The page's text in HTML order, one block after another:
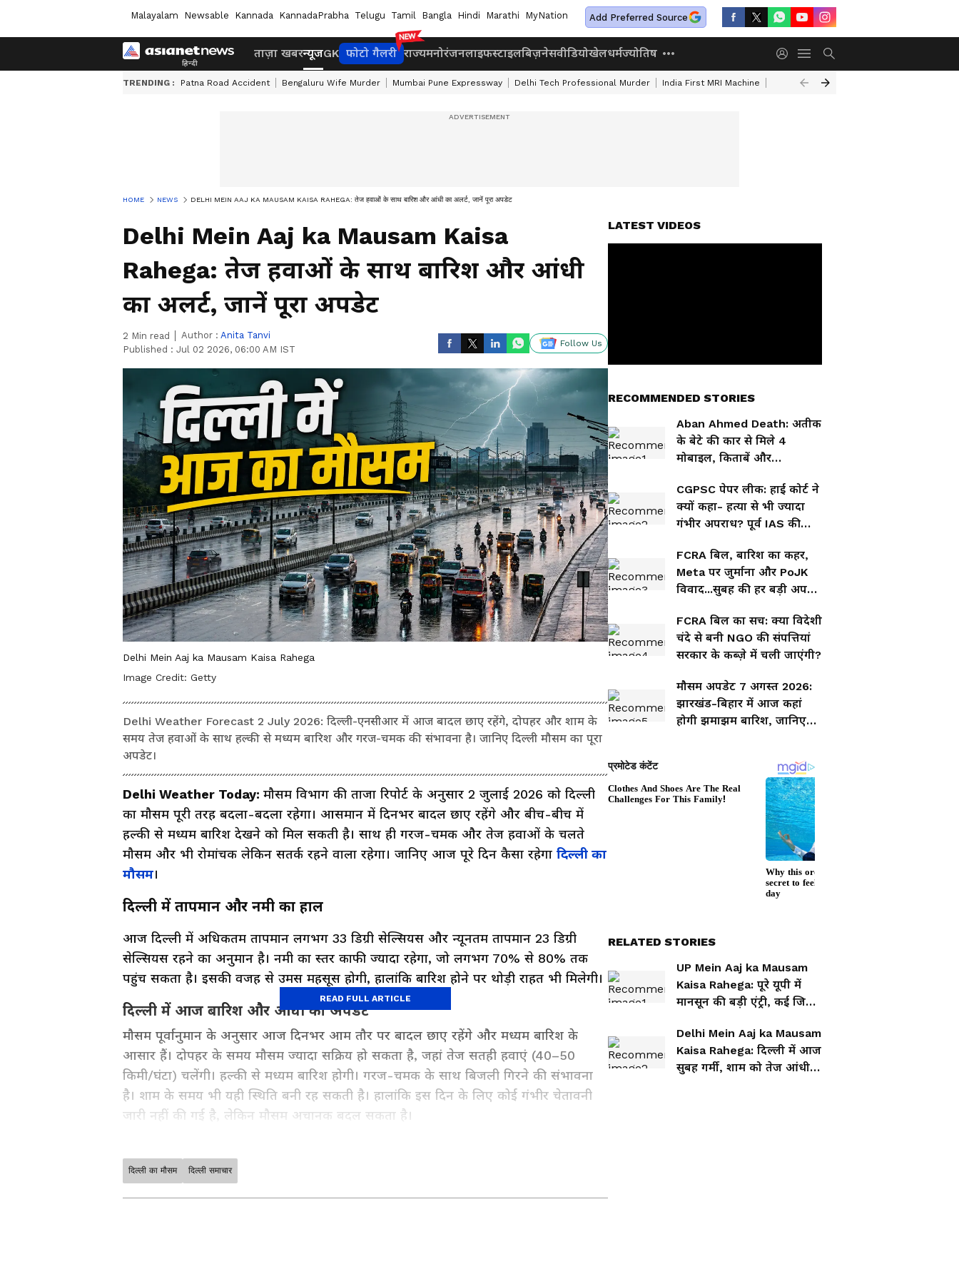
Malayalam Newsable Kannada KannadaPrabha Telugu Tamil Bangla Hindi Marathi MyNation Add Preferred Source
ताज़ा खबरन्यूजGK फोटो गैलरी राज्यमनोरंजनलाइफस्टाइलबिज़नेसवीडियोखेलधर्मज्योतिष
TRENDING : Patna Road Accident Bengaluru Wife Murder Mumbai Pune Expressway Delhi Tech Professional Murder India First MRI Machine Independence Day Speech In Hindi
HOME NEWS DELHI MEIN AAJ KA MAUSAM KAISA RAHEGA: तेज हवाओं के साथ बारिश और आंधी का अलर्ट, जानें पूरा अपडेट
Delhi Mein Aaj ka Mausam Kaisa
Rahega: तेज हवाओं के साथ बारिश और आंधी
का अलर्ट, जानें पूरा अपडेट
2 Min read Author : Anita Tanvi
Published : Jul 02 2026, 06:00 AM IST
Follow Us
Delhi Mein Aaj ka Mausam Kaisa Rahega
Image Credit: Getty
Delhi Weather Forecast 2 July 2026: दिल्ली-एनसीआर में आज बादल छाए रहेंगे, दोपहर और शाम के
समय तेज हवाओं के साथ हल्की से मध्यम बारिश और गरज-चमक की संभावना है। जानिए दिल्ली मौसम का पूरा
अपडेट।
Delhi Weather Today: मौसम विभाग की ताजा रिपोर्ट के अनुसार 2 जुलाई 2026 को दिल्ली
का मौसम पूरी तरह बदला-बदला रहेगा। आसमान में दिनभर बादल छाए रहेंगे और बीच-बीच में
हल्की से मध्यम बारिश देखने को मिल सकती है। साथ ही गरज-चमक और तेज हवाओं के चलते
मौसम और भी रोमांचक लेकिन सतर्क रहने वाला रहेगा। जानिए आज पूरे दिन कैसा रहेगा दिल्ली का
मौसम।
दिल्ली में तापमान और नमी का हाल
आज दिल्ली में अधिकतम तापमान लगभग 33 डिग्री सेल्सियस और न्यूनतम तापमान 23 डिग्री
सेल्सियस रहने का अनुमान है। नमी का स्तर काफी ज्यादा रहेगा, जो लगभग 70% से 80% तक
पहुंच सकता है। इसकी वजह से उमस महसूस होगी, हालांकि बारिश होने पर थोड़ी राहत भी मिलेगी।
दिल्ली में आज बारिश और आंधी का अपडेट
मौसम पूर्वानुमान के अनुसार आज दिनभर आम तौर पर बादल छाए रहेंगे और मध्यम बारिश के
आसार हैं। दोपहर के समय मौसम ज्यादा सक्रिय हो सकता है, जहां तेज सतही हवाएं (40–50
किमी/घंटा) चलेंगी। हल्की से मध्यम बारिश होगी। गरज-चमक के साथ बिजली गिरने की संभावना
है। शाम के समय भी यही स्थिति बनी रह सकती है। हालांकि इस दिन के लिए कोई गंभीर चेतावनी
जारी नहीं की गई है, लेकिन मौसम अचानक बदल सकता है।
READ FULL ARTICLE
Asianet News Hindi पर पढ़ें देशभर की सबसे ताज़ा
दिल्ली का मौसम दिल्ली समाचार
LATEST VIDEOS
RECOMMENDED STORIES
Aban Ahmed Death: अतीक
के बेटे की कार से मिले 4
मोबाइल, किताबें और
रही है?
CGPSC पेपर लीक: हाई कोर्ट ने
क्यों कहा- हत्या से भी ज्यादा
गंभीर अपराध? पूर्व IAS की
FCRA बिल, बारिश का कहर,
Meta पर जुर्माना और PoJK
विवाद...सुबह की हर बड़ी अपडेट
FCRA बिल का सच: क्या विदेशी
चंदे से बनी NGO की संपत्तियां
सरकार के कब्ज़े में चली जाएंगी?
मौसम अपडेट 7 अगस्त 2026:
झारखंड-बिहार में आज कहां
होगी झमाझम बारिश, जानिए
RELATED STORIES
UP Mein Aaj ka Mausam
Kaisa Rahega: पूरे यूपी में
मानसून की बड़ी एंट्री, कई जिलों
Delhi Mein Aaj ka Mausam
Kaisa Rahega: दिल्ली में आज
सुबह गर्मी, शाम को तेज आंधी